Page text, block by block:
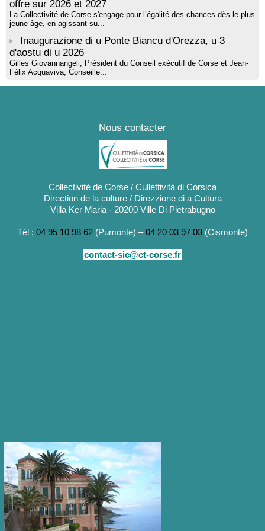
offre sur 2026 et 2027
La Collectivité de Corse s'engage pour l’égalité des chances dès le plus
jeune âge, en agissant su...
Inaugurazione di u Ponte Biancu d'Orezza, u 3
d'aostu di u 2026
Gilles Giovannangeli, Président du Conseil exécutif de Corse et Jean-
Félix Acquaviva, Conseille...
Nous contacter
Collectivité de Corse / Cullettività di Corsica
Direction de la culture / Direzzione di a Cultura
Villa Ker Maria - 20200 Ville Di Pietrabugno
Tél : 04 95 10 98 62 (Pumonte) –04 20 03 97 03 (Cismonte)
contact-sic@ct-corse.fr